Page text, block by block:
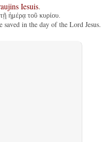
Iesuis.
ἡμέρᾳ τοῦ κυρίου.
in the day of the Lord Jesus.